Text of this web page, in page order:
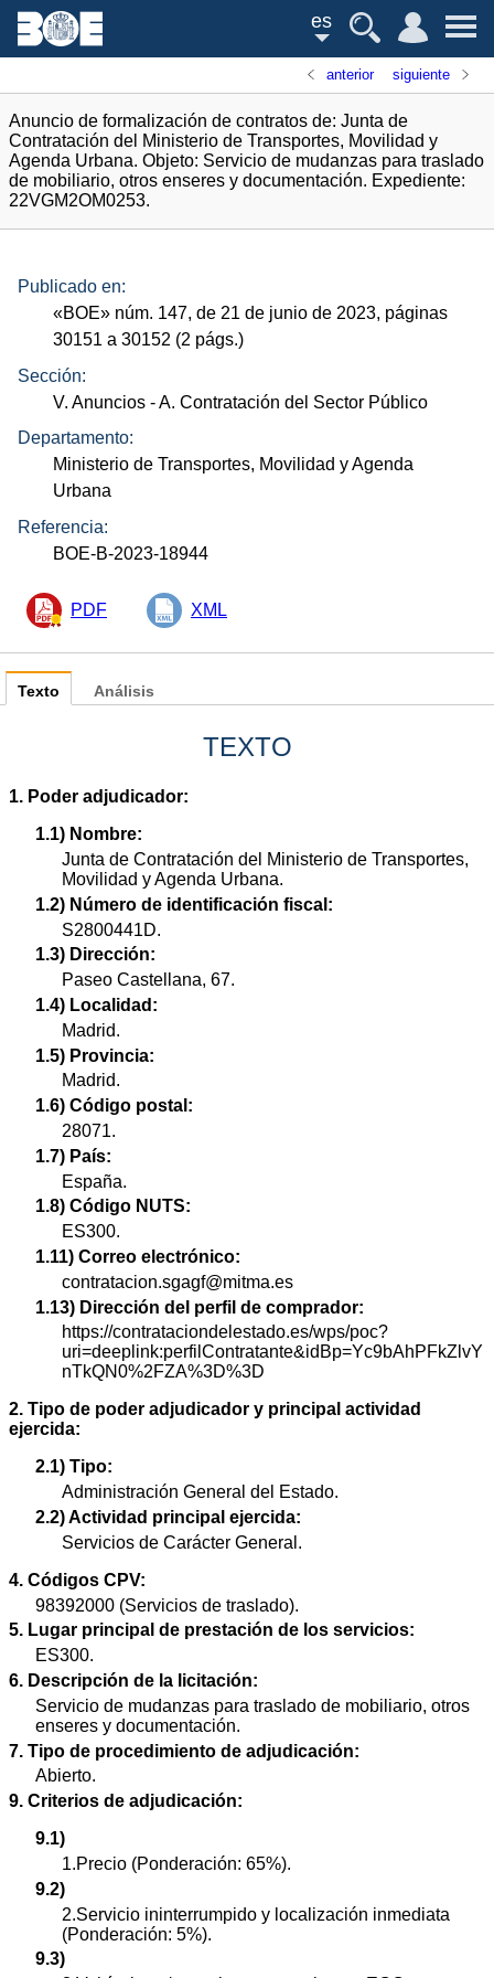
es
anterior siguiente
Anuncio de formalización de contratos de: Junta de
Contratación del Ministerio de Transportes, Movilidad y
Agenda Urbana. Objeto: Servicio de mudanzas para traslado
de mobiliario, otros enseres y documentación. Expediente:
22VGM2OM0253.
Publicado en:
«BOE» núm. 147, de 21 de junio de 2023, páginas
30151 a 30152 (2 págs.)
Sección:
V. Anuncios - A. Contratación del Sector Público
Departamento:
Ministerio de Transportes, Movilidad y Agenda
Urbana
Referencia:
BOE-B-2023-18944
PDF XML
Texto
TEXTO
1. Poder adjudicador:
1.1) Nombre:
Junta de Contratación del Ministerio de Transportes,
Movilidad y Agenda Urbana.
1.2) Número de identificación fiscal:
S2800441D.
1.3) Dirección:
Paseo Castellana, 67.
1.4) Localidad:
Madrid.
1.5) Provincia:
Madrid.
1.6) Código postal:
28071.
1.7) País:
España.
1.8) Código NUTS:
ES300.
1.11) Correo electrónico:
contratacion.sgagf@mitma.es
1.13) Dirección del perfil de comprador:
https://contrataciondelestado.es/wps/poc?
uri=deeplink:perfilContratante&idBp=Yc9bAhPFkZlvY
nTkQN0%2FZA%3D%3D
2. Tipo de poder adjudicador y principal actividad
ejercida:
2.1) Tipo:
Administración General del Estado.
2.2) Actividad principal ejercida:
Servicios de Carácter General.
4. Códigos CPV:
98392000 (Servicios de traslado).
5. Lugar principal de prestación de los servicios:
ES300.
6. Descripción de la licitación:
Servicio de mudanzas para traslado de mobiliario, otros
enseres y documentación.
7. Tipo de procedimiento de adjudicación:
Abierto.
9. Criterios de adjudicación:
9.1)
1.Precio (Ponderación: 65%).
9.2)
2.Servicio ininterrumpido y localización inmediata
(Ponderación: 5%).
9.3)
Análisis